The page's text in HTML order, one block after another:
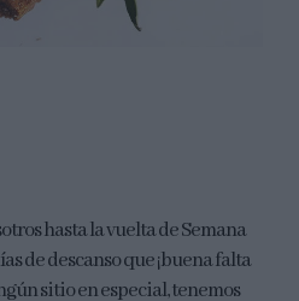
hasta la vuelta de Semana
de descanso que ¡buena falta
sitio en especial, tenemos